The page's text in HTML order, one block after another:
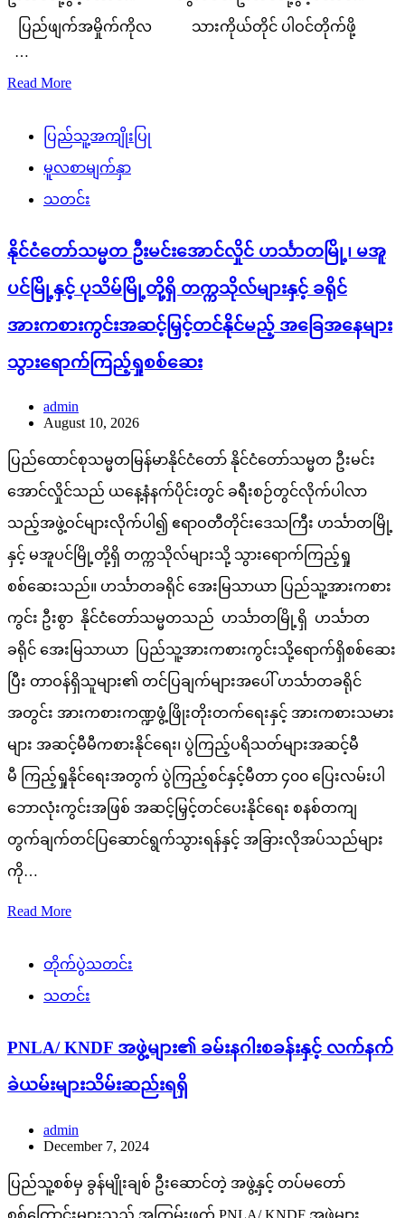
ပြည်ဖျက်အမှိုက်ကိုလ သားကိုယ်တိုင် ပါဝင်တိုက်ဖို့
…
Read More
ပြည်သူ့အကျိုးပြု
မူလစာမျက်နှာ
သတင်း
နိုင်ငံတော်သမ္မတ ဦးမင်းအောင်လှိုင် ဟင်္သာတမြို့၊ မအူ
ပင်မြို့နှင့် ပုသိမ်မြို့တို့ရှိ တက္ကသိုလ်များနှင့် ခရိုင်
အားကစားကွင်းအဆင့်မြှင့်တင်နိုင်မည့် အခြေအနေများ
သွားရောက်ကြည့်ရှုစစ်ဆေး
admin
August 10, 2026
ပြည်ထောင်စုသမ္မတမြန်မာနိုင်ငံတော် နိုင်ငံတော်သမ္မတ ဦးမင်း
အောင်လှိုင်သည် ယနေ့နံနက်ပိုင်းတွင် ခရီးစဉ်တွင်လိုက်ပါလာ
သည့်အဖွဲ့ဝင်များလိုက်ပါ၍ ဧရာဝတီတိုင်းဒေသကြီး ဟင်္သာတမြို့
နှင့် မအူပင်မြို့တို့ရှိ တက္ကသိုလ်များသို့ သွားရောက်ကြည့်ရှု
စစ်ဆေးသည်။ ဟင်္သာတခရိုင် အေးမြသာယာ ပြည်သူ့အားကစား
ကွင်း ဦးစွာ နိုင်ငံတော်သမ္မတသည် ဟင်္သာတမြို့ရှိ ဟင်္သာတ
ခရိုင် အေးမြသာယာ ပြည်သူ့အားကစားကွင်းသို့ရောက်ရှိစစ်ဆေး
ပြီး တာဝန်ရှိသူများ၏ တင်ပြချက်များအပေါ် ဟင်္သာတခရိုင်
အတွင်း အားကစားကဏ္ဍဖွံ့ဖြိုးတိုးတက်ရေးနှင့် အားကစားသမား
များ အဆင့်မီမီကစားနိုင်ရေး၊ ပွဲကြည့်ပရိသတ်များအဆင့်မီ
မီ ကြည့်ရှုနိုင်ရေးအတွက် ပွဲကြည့်စင်နှင့်မီတာ ၄၀၀ ပြေးလမ်းပါ
ဘောလုံးကွင်းအဖြစ် အဆင့်မြှင့်တင်ပေးနိုင်ရေး စနစ်တကျ
တွက်ချက်တင်ပြဆောင်ရွက်သွားရန်နှင့် အခြားလိုအပ်သည်များ
ကို…
Read More
တိုက်ပွဲသတင်း
သတင်း
PNLA/ KNDF အဖွဲ့များ၏ ခမ်းနဂါးစခန်းနှင့် လက်နက်
ခဲယမ်းများသိမ်းဆည်းရရှိ
admin
December 7, 2024
ပြည်သူ့စစ်မှ ခွန်မျိုးချစ် ဦးဆောင်တဲ့ အဖွဲ့နှင့် တပ်မတော်
စစ်ကြောင်းများသည် အကြမ်းဖက် PNLA/ KNDF အဖွဲ့များ